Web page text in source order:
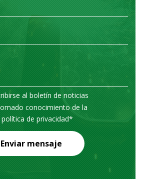
al boletín de noticias
conocimiento de la
política de privacidad*
Enviar mensaje